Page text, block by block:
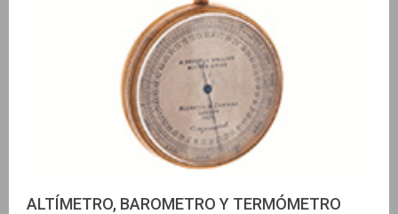
ALTÍMETRO, BAROMETRO Y TERMÓMETRO